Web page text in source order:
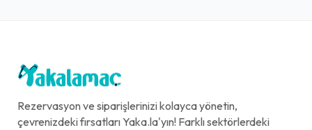
Rezervasyon ve siparişlerinizi kolayca yönetin,
çevrenizdeki fırsatları Yaka.la'yın! Farklı sektörlerdeki